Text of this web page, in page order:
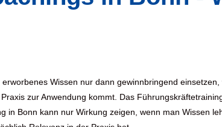
Wissen nur dann gewinnbringend einsetzen,
zur Anwendung kommt. Das
in Bonn kann nur Wirkung zeigen, wenn man Wissen